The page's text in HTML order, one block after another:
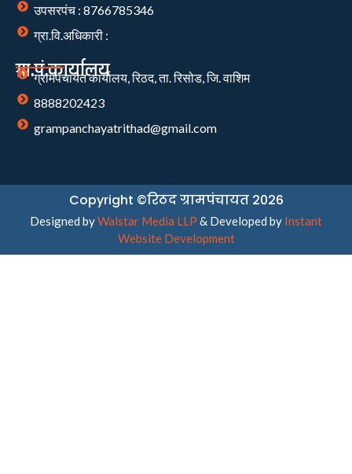
उपसरपंच : 8766785346
ग्रा.वि.अधिकारी :
ग्रा.पं.कार्यालय
ग्रामपंचायत कार्यालय, रिठद, ता. रिसोड, जि. वाशिम
8888202423
grampanchayatrithad@gmail.com
Copyright ©रिठद ग्रामपंचायत 2026
Designed byWalstar Media LLP & Developed by Instant
Website Development